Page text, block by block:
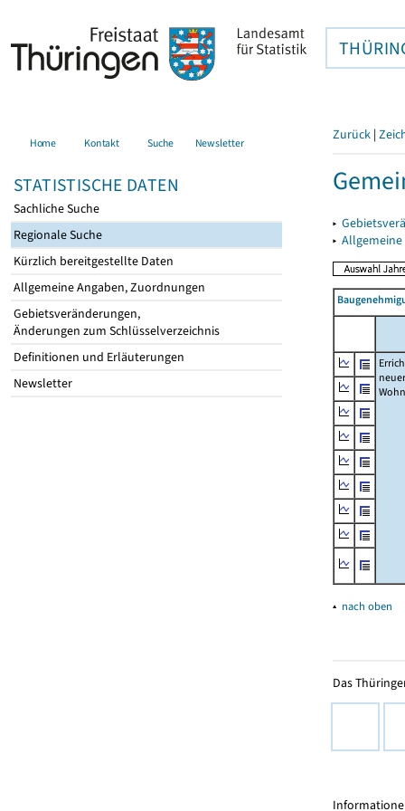
Home Kontakt Suche Newsletter
STATISTISCHE DATEN
Sachliche Suche
Regionale Suche
Kürzlich bereitgestellte Daten
Allgemeine Angaben, Zuordnungen
Gebietsveränderungen,
Änderungen zum Schlüsselverzeichnis
Definitionen und Erläuterungen
Newsletter
Zurück |
▸
▸
neuer
▴ nach oben
Das